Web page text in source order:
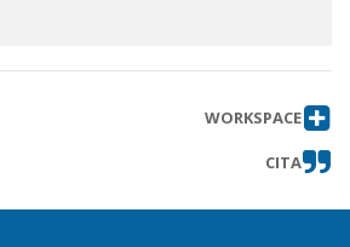
WORKSPACE
CITA